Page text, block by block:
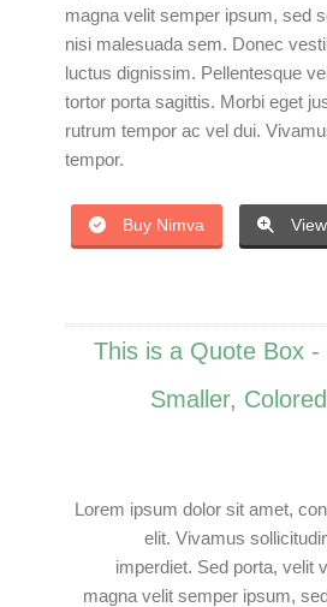
magna velit semper ipsum, sed
nisi malesuada sem. Donec
luctus dignissim. Pellentesque
tortor porta sagittis. Morbi eget
rutrum tempor ac vel dui.
tempor.
Buy Nimva
This is a Quote Box -
Smaller,
Lorem ipsum dolor sit amet,
elit. Vivamus
imperdiet. Sed porta, velit
magna velit semper ipsum,